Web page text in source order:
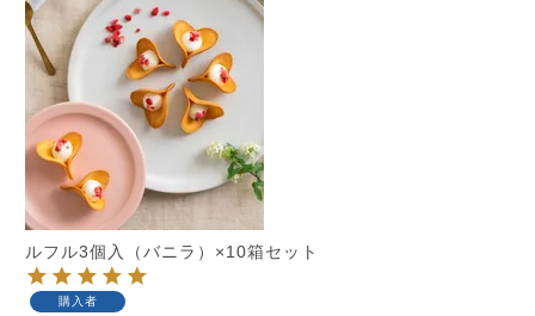
ルフル3個入（バニラ）×10箱セット
購入者